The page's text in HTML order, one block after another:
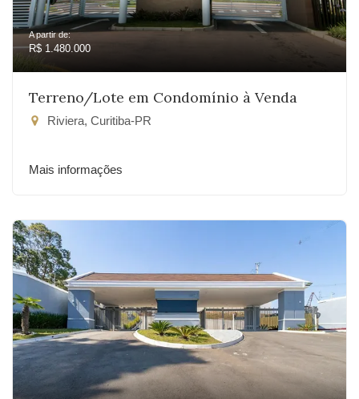
A partir de:
R$ 1.480.000
Terreno/Lote em Condomínio à Venda
Riviera, Curitiba-PR
Mais informações